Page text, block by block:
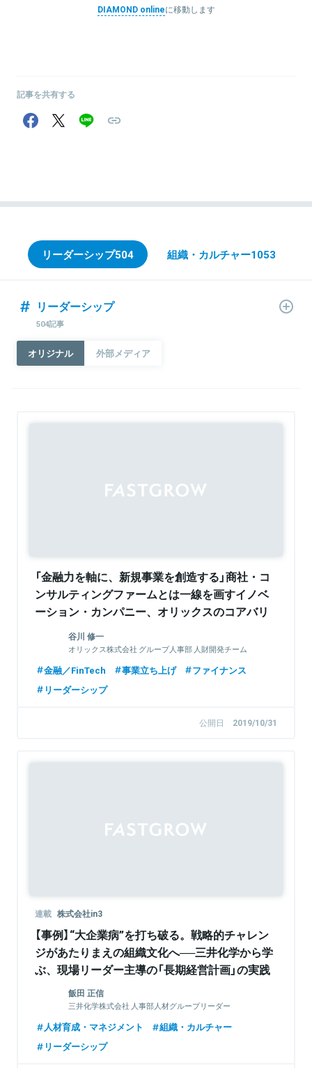
DIAMOND onlineに移動します
記事を共有する
リーダーシップ504 組織・カルチャー1053
リーダーシップ
504記事
オリジナル 外部メディア
「金融力を軸に、新規事業を創造する」商社・コ
ンサルティングファームとは一線を画すイノベ
ーション・カンパニー、オリックスのコアバリ
ューとは谷川 修一
オリックス株式会社 グループ人事部 人財開発チーム
金融／FinTech 事業立ち上げ
ファイナンス
リーダーシップ
公開日 2019/10/31
連載 株式会社in3
【事例】“大企業病”を打ち破る。戦略的チャレン
ジがあたりまえの組織文化へ──三井化学から学
ぶ、現場リーダー主導の「長期経営計画」の実践
飯田 正信
三井化学株式会社 人事部人材グループリーダー
人材育成・マネジメント
組織・カルチャー
リーダーシップ